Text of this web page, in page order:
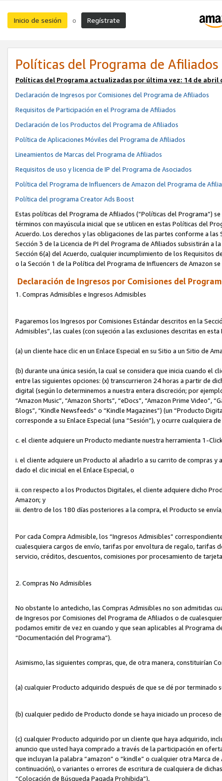
Inicio de sesión o Regístrate
Políticas del Programa de Afiliados
Políticas del Programa actualizadas por última vez: 14 de abril
Declaración de Ingresos por Comisiones del Programa de Afiliados
Requisitos de Participación en el Programa de Afiliados
Declaración de los Productos del Programa de Afiliados
Política de Aplicaciones Móviles del Programa de Afiliados
Lineamientos de Marcas del Programa de Afiliados
Requisitos de uso y licencia de IP del Programa de Asociados
Política del Programa de Influencers de Amazon del Programa de
Política del programa Creator Ads Boost
Estas políticas del Programa de Afiliados (“Políticas del Programa”)
términos con mayúscula inicial que se utilicen en estas Políticas del
Acuerdo. Los derechos y las obligaciones de las partes conforme a
Sección 3 de la Licencia de PI del Programa de Afiliados subsistirán
Sección 6(a) del Acuerdo, cualquier incumplimiento de los Requisitos
o la Sección 1 de la Política del Programa de Influencers de Amazon
Declaración de Ingresos por Comisiones del
1. Compras Admisibles e Ingresos Admisibles
Pagaremos los Ingresos por Comisiones Estándar descritos en la
Admisibles”, las cuales (con sujeción a las exclusiones descritas en
(a) un cliente hace clic en un Enlace Especial en su Sitio a un Sitio de
(b) durante una única sesión, la cual se considera que inicia cuando el
entre las siguientes opciones: (x) transcurrieron 24 horas a partir de
digital (según lo determinemos a nuestra entera discreción; por
“Amazon Music”, “Amazon Shorts”, “eDocs”, “Amazon Prime Video”,
Blogs”, “Kindle Newsfeeds” o “Kindle Magazines”) (un “Producto
corresponde a su Enlace Especial (una “Sesión”), y ocurre cualquiera
c. el cliente adquiere un Producto mediante nuestra herramienta 1-
i. el cliente adquiere un Producto al añadirlo a su carrito de compras
dado el clic inicial en el Enlace Especial, o
ii. con respecto a los Productos Digitales, el cliente adquiere dicho
Amazon; y
iii. dentro de los 180 días posteriores a la compra, el Producto se
Por cada Compra Admisible, los “Ingresos Admisibles”
cualesquiera cargos de envío, tarifas por envoltura de regalo, tarifas
servicio, créditos, descuentos, comisiones por procesamiento de
2. Compras No Admisibles
No obstante lo antedicho, las Compras Admisibles no son admitidas
de Ingresos por Comisiones del Programa de Afiliados o de
podamos emitir de vez en cuando y que sean aplicables al Programa
“Documentación del Programa”).
Asimismo, las siguientes compras, que, de otra manera, constituirían
(a) cualquier Producto adquirido después de que se dé por terminado
(b) cualquier pedido de Producto donde se haya iniciado un proceso
(c) cualquier Producto adquirido por un cliente que haya adquirido,
anuncio que usted haya comprado a través de la participación en
que incluyan la palabra “amazon” o “kindle” o cualquier otra Marca
continuación), o variantes o errores de escritura de cualquiera de
“Colocación de Búsqueda Pagada Prohibida”),